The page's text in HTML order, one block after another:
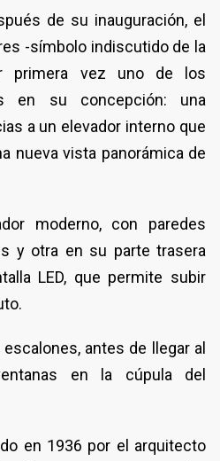
de su inauguración, el
-símbolo indiscutido de la
primera vez uno de los
en su concepción: una
a un elevador interno que
nueva vista panorámica de
moderno, con paredes
y otra en su parte trasera
LED, que permite subir
antes de llegar al
en la cúpula del
en 1936 por el arquitecto